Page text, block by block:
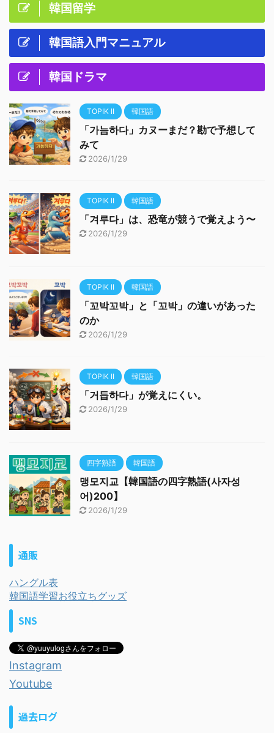
韓国留学
韓国語入門マニュアル
韓国ドラマ
TOPIK II 韓国語
「가늠하다」カヌーまだ？勘で予想して
みて
2026/1/29
TOPIK II 韓国語
「겨루다」は、恐竜が競うで覚えよう〜
2026/1/29
TOPIK II 韓国語
「꼬박꼬박」と「꼬박」の違いがあった
のか
2026/1/29
TOPIK II 韓国語
「거듭하다」が覚えにくい。
2026/1/29
四字熟語 韓国語
맹모지교【韓国語の四字熟語(사자성
어)200】
2026/1/29
通販
ハングル表
韓国語学習お役立ちグッズ
SNS
Instagram
Youtube
過去ログ